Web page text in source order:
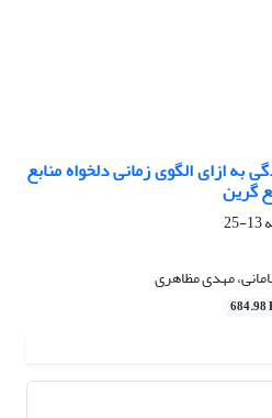
به ازای الگوی زمانی دلخواه منابع
گرین
13-25
مهدی مظاهری
684.98